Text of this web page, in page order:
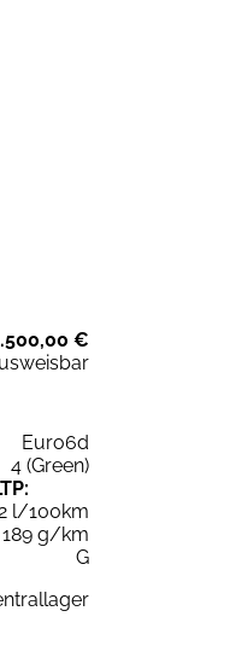
€
Euro6d
4 (Green)
l/100km
189 g/km
G